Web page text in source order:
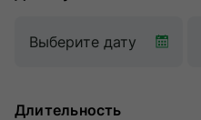
Длительность